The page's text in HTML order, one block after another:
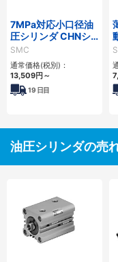
7MPa対応小口径油
圧シリンダ CHNシ
リーズ
SMC
通常価格(税別)：
13,509円～
19 日目
油圧シリンダの売